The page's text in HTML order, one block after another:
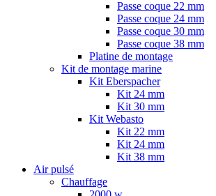
Passe coque 22 mm
Passe coque 24 mm
Passe coque 30 mm
Passe coque 38 mm
Platine de montage
Kit de montage marine
Kit Eberspacher
Kit 24 mm
Kit 30 mm
Kit Webasto
Kit 22 mm
Kit 24 mm
Kit 38 mm
Air pulsé
Chauffage